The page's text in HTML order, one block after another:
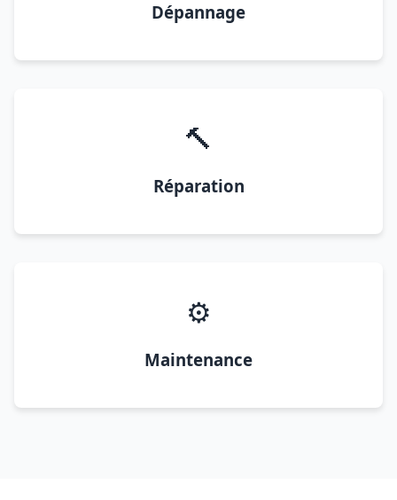
Dépannage
🔨
Réparation
⚙️
Maintenance